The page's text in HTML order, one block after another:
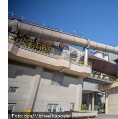
dpa/Michael Kappeler